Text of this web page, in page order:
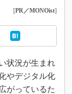
[PR／MONOist]
状況が生まれ
やデジタル化
がっているた